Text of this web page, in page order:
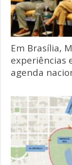
Em Brasília,
experiências
agenda